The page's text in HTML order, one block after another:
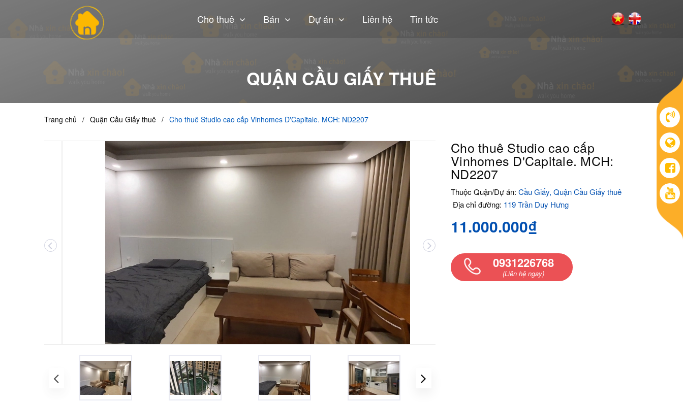
Cho thuê Bán Dự án Liên hệ Tin tức
QUẬN CẦU GIẤY THUÊ
Trang chủ / Quận Cầu Giấy thuê / Cho thuê Studio cao cấp Vinhomes D'Capitale. MCH: ND2207
Cho thuê Studio cao cấp
Vinhomes D'Capitale. MCH:
ND2207
Thuộc Quận/Dự án: Cầu Giấy, Quận Cầu Giấy thuê
Địa chỉ đường: 119 Trần Duy Hưng
11.000.000₫
0931226768
(Liên hệ ngay)